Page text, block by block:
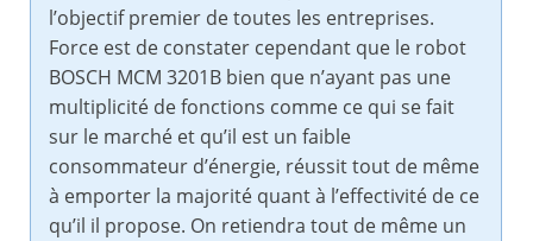
l’objectif premier de toutes les entreprises.
Force est de constater cependant que le robot
BOSCH MCM 3201B bien que n’ayant pas une
multiplicité de fonctions comme ce qui se fait
sur le marché et qu’il est un faible
consommateur d’énergie, réussit tout de même
à emporter la majorité quant à l’effectivité de ce
qu’il il propose. On retiendra tout de même un